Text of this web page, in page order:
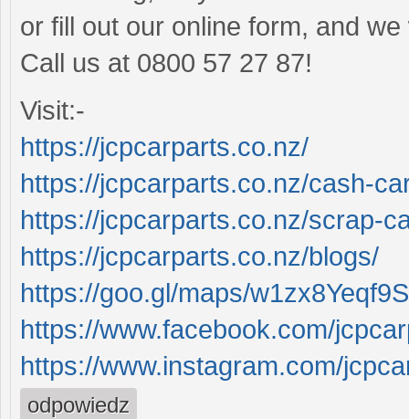
or fill out our online form, and
Call us at 0800 57 27 87!
Visit:-
https://jcpcarparts.co.nz/
https://jcpcarparts.co.nz/cash-
https://jcpcarparts.co.nz/scrap-
https://jcpcarparts.co.nz/blogs/
https://goo.gl/maps/
https://www.facebook.com/
https://www.instagram.com/
odpowiedz